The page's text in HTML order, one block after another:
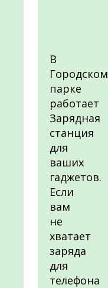
В
Городском
парке
работает
Зарядная
станция
для
ваших
гаджетов.
Если
вам
не
хватает
заряда
для
телефона